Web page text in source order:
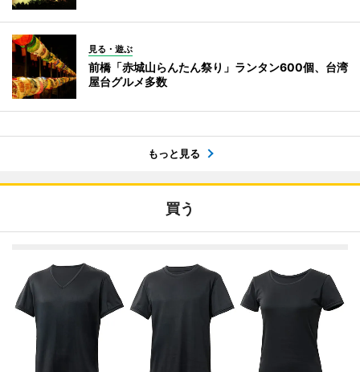
見る・遊ぶ
前橋「赤城山らんたん祭り」ランタン600個、台湾
屋台グルメ多数
もっと見る
買う